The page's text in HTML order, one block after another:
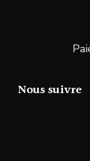
Nous suivre